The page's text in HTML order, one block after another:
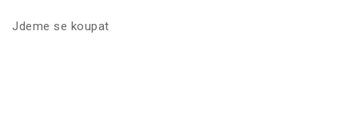
Jdeme se koupat